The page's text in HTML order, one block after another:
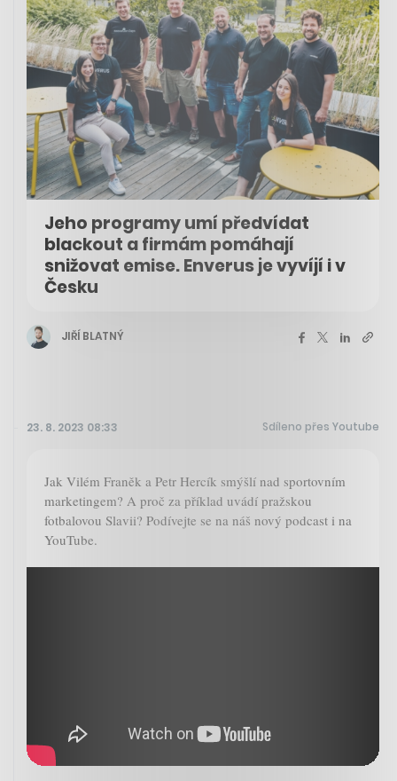
Jeho programy umí předvídat
blackout a firmám pomáhají
snižovat emise. Enverus je vyvíjí i v
Česku
JIŘÍ BLATNÝ
23. 8. 2023 08:33 Sdíleno přes Youtube
Jak Vilém Franěk a Petr Hercík smýšlí nad sportovním
marketingem? A proč za příklad uvádí pražskou
fotbalovou Slavii? Podívejte se na náš nový podcast i na
YouTube.